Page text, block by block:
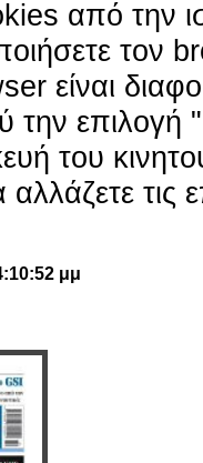
από την
τον
είναι
την επιλογή
του
τις
μμ